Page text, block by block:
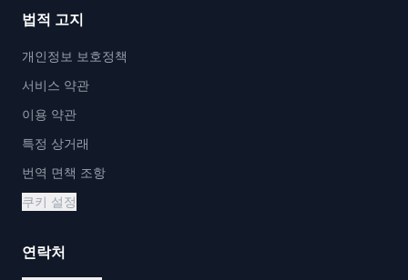
법적 고지
개인정보 보호정책
서비스 약관
이용 약관
특정 상거래
번역 면책 조항
쿠키 설정
연락처